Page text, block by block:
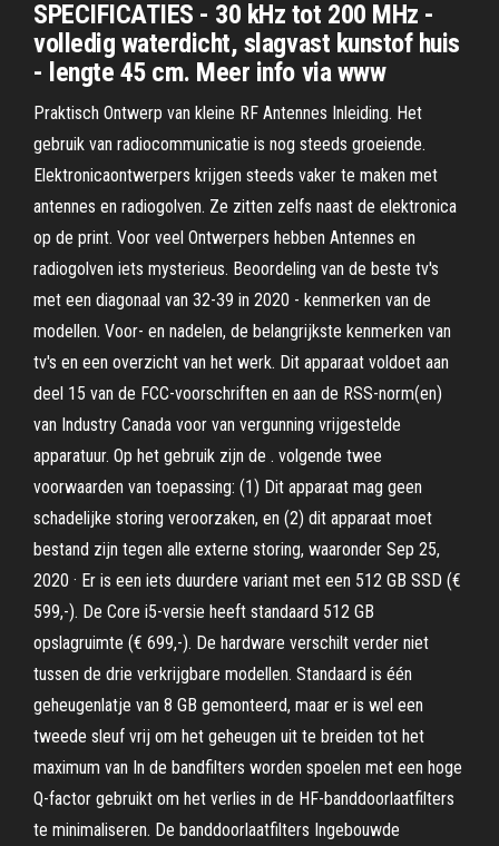
SPECIFICATIES - 30 kHz tot 200 MHz -
volledig waterdicht, slagvast kunstof huis
- lengte 45 cm. Meer info via www
Praktisch Ontwerp van kleine RF Antennes Inleiding. Het
gebruik van radiocommunicatie is nog steeds groeiende.
Elektronicaontwerpers krijgen steeds vaker te maken met
antennes en radiogolven. Ze zitten zelfs naast de elektronica
op de print. Voor veel Ontwerpers hebben Antennes en
radiogolven iets mysterieus. Beoordeling van de beste tv's
met een diagonaal van 32-39 in 2020 - kenmerken van de
modellen. Voor- en nadelen, de belangrijkste kenmerken van
tv's en een overzicht van het werk. Dit apparaat voldoet aan
deel 15 van de FCC-voorschriften en aan de RSS-norm(en)
van Industry Canada voor van vergunning vrijgestelde
apparatuur. Op het gebruik zijn de . volgende twee
voorwaarden van toepassing: (1) Dit apparaat mag geen
schadelijke storing veroorzaken, en (2) dit apparaat moet
bestand zijn tegen alle externe storing, waaronder Sep 25,
2020 · Er is een iets duurdere variant met een 512 GB SSD (€
599,-). De Core i5-versie heeft standaard 512 GB
opslagruimte (€ 699,-). De hardware verschilt verder niet
tussen de drie verkrijgbare modellen. Standaard is één
geheugenlatje van 8 GB gemonteerd, maar er is wel een
tweede sleuf vrij om het geheugen uit te breiden tot het
maximum van In de bandfilters worden spoelen met een hoge
Q-factor gebruikt om het verlies in de HF-banddoorlaatfilters
te minimaliseren. De banddoorlaatfilters Ingebouwde